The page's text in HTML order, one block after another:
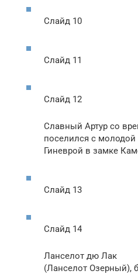
Слайд 10
Слайд 11
Слайд 12
Славный Артур со
поселился с
Гиневрой в замке
Слайд 13
Слайд 14
Ланселот дю Лак
(Ланселот Озерный),